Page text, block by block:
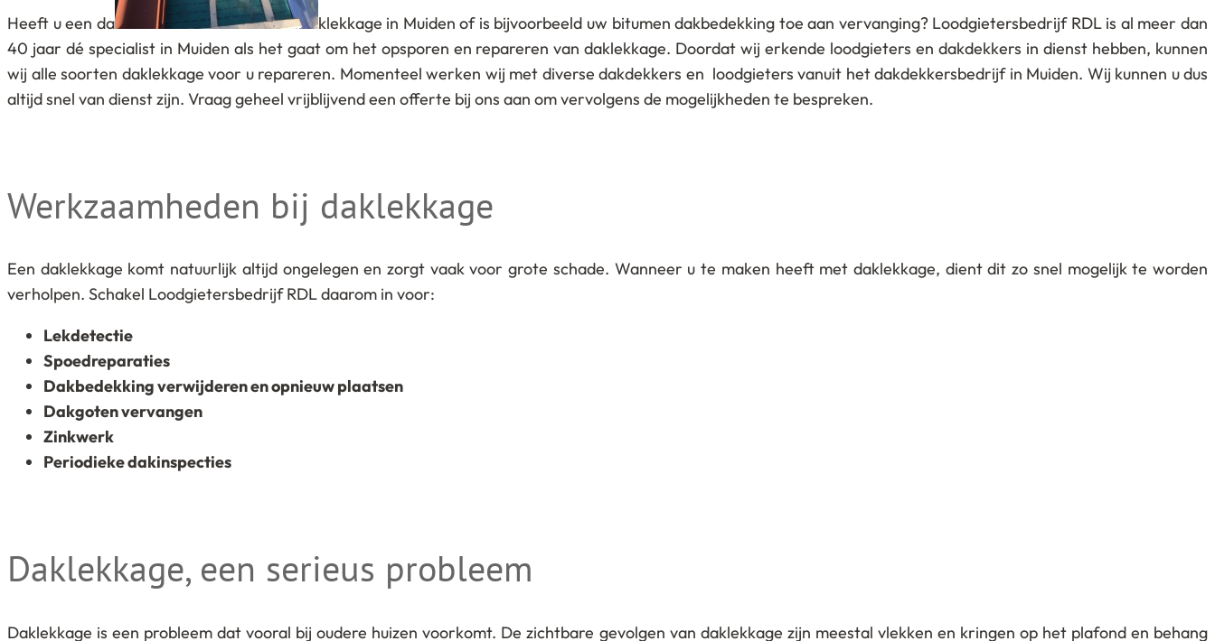
Heeft u een da
klekkage in Muiden of is bijvoorbeeld uw bitumen dakbedekking toe aan vervanging? Loodgietersbedrijf RDL is al meer dan
40 jaar dé specialist in Muiden als het gaat om het opsporen en repareren van daklekkage. Doordat wij erkende loodgieters en dakdekkers in dienst hebben, kunnen
wij alle soorten daklekkage voor u repareren. Momenteel werken wij met diverse dakdekkers en loodgieters vanuit het dakdekkersbedrijf in Muiden. Wij kunnen u dus
altijd snel van dienst zijn. Vraag geheel vrijblijvend een offerte bij ons aan om vervolgens de mogelijkheden te bespreken.
Werkzaamheden bij daklekkage
Een daklekkage komt natuurlijk altijd ongelegen en zorgt vaak voor grote schade. Wanneer u te maken heeft met daklekkage, dient dit zo snel mogelijk te worden
verholpen. Schakel Loodgietersbedrijf RDL daarom in voor:
Lekdetectie
Spoedreparaties
Dakbedekking verwijderen en opnieuw plaatsen
Dakgoten vervangen
Zinkwerk
Periodieke dakinspecties
Daklekkage, een serieus probleem
Daklekkage is een probleem dat vooral bij oudere huizen voorkomt. De zichtbare gevolgen van daklekkage zijn meestal vlekken en kringen op het plafond en behang